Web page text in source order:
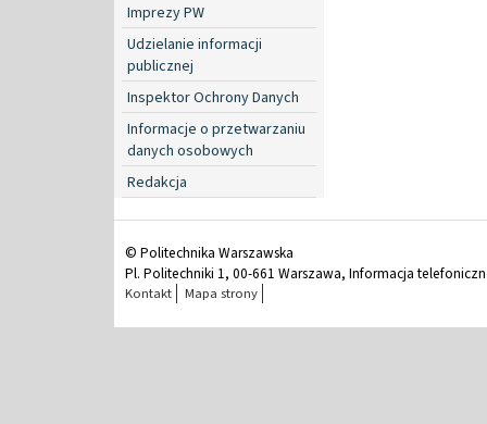
Imprezy PW
Udzielanie informacji
publicznej
Inspektor Ochrony Danych
Informacje o przetwarzaniu
danych osobowych
Redakcja
© Politechnika Warszawska
Pl. Politechniki 1, 00-661 Warszawa, Informacja
Kontakt Mapa strony